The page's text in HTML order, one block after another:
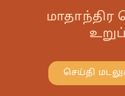
மாதாந்திர
செய்தி